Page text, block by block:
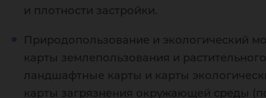
и плотности застройки.
Природопользование и экологический
карты землепользования и
ландшафтные карты и карты
карты загрязнения окружающей среды